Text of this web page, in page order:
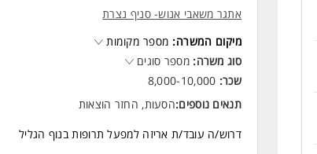
אתגר משאבי אנוש- סניף נצרת
מיקום המשרה: מספר מקומות
סוג משרה: מספר סוגים
שכר: 8,000-10,000
תנאים נוספים:הסעות, החזר הוצאות
דרוש/ה עובד/ת אריזה למפעל תרופות בנוף הגליל